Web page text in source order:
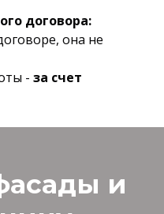
договора:
она не
- за счет
и